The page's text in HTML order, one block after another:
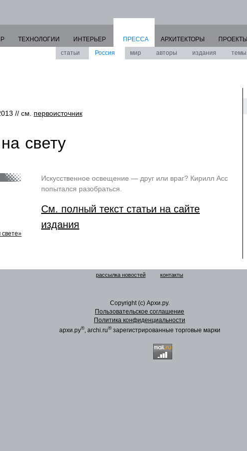
ТЕХНОЛОГИИ ИНТЕРЬЕР
ПРЕССА
статьи
Россия мир авторы издания темы
АРХИТЕКТОРЫ ПРОЕКТЫ
// см. первоисточник
свету
свете»
Искусственное освещение — друг или враг? Кирилл Асс
попытался разобраться.
См. полный текст статьи на сайте
издания
рассылка новостей контакты
Copyright (c) Архи.ру.
Пользовательское соглашение
Политика конфиденциальности
архи.ру®, archi.ru®зарегистрированные торговые марки